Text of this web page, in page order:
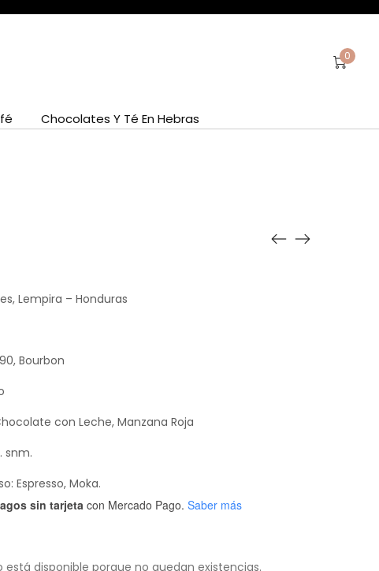
0
Chocolates Y Té En Hebras
Lempira – Honduras
Bourbon
con Leche, Manzana Roja
snm.
Espresso, Moka.
sin tarjetacon Mercado Pago. Saber más
está disponible porque no quedan existencias.